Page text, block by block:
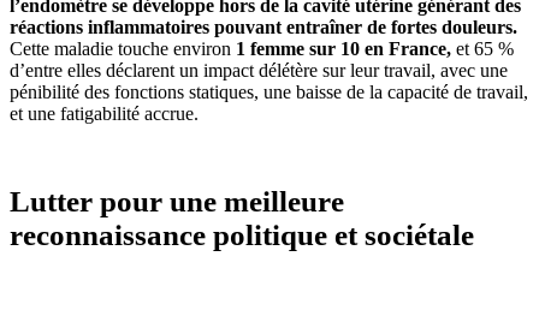
l’endomètre se développe hors de la cavité utérine générant des
réactions inflammatoires pouvant entraîner de fortes douleurs.
Cette maladie touche environ 1 femme sur 10 en France, et 65 %
d’entre elles déclarent un impact délétère sur leur travail, avec une
pénibilité des fonctions statiques, une baisse de la capacité de travail,
et une fatigabilité accrue.
Lutter pour une meilleure
reconnaissance politique et sociétale